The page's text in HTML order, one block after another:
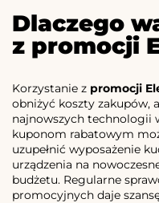
Dlaczego
z promocji
Korzystanie z promocji
obniżyć koszty zakupów,
najnowszych technologii
kuponom rabatowym
uzupełnić wyposażenie
urządzenia na
budżetu. Regularne
promocyjnych daje